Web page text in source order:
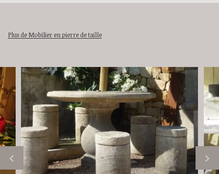
Plus de Mobilier en pierre de taille